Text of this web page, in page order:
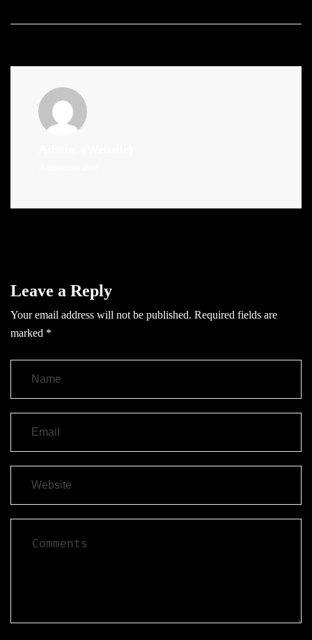
Leave a Reply
Your email address will not be published. Required fields are
marked *